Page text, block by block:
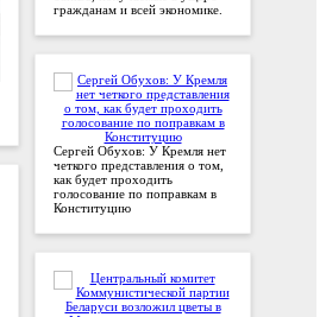
гражданам и всей экономике.
Сергей Обухов: У Кремля нет
четкого представления о том,
как будет проходить
голосование по поправкам в
Конституцию